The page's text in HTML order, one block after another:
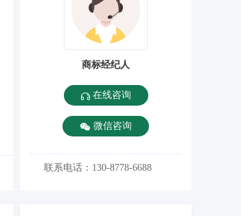
商标经纪人
在线咨询
微信咨询
联系电话：130-8778-6688